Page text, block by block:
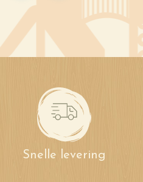
Snelle levering